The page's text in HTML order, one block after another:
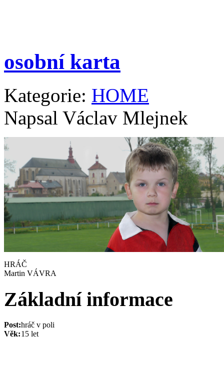
osobní karta
Kategorie: HOME
Napsal Václav Mlejnek
HRÁČ
Martin VÁVRA
Základní informace
Post:hráč v poli
Věk:15 let